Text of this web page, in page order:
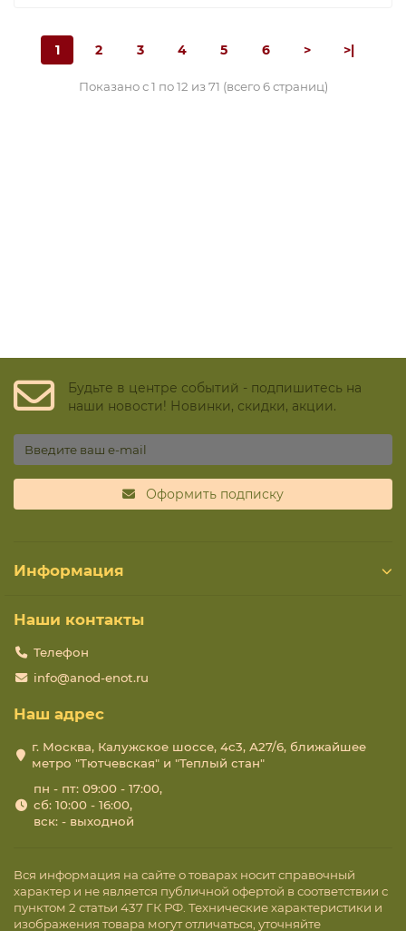
1 2 3 4 5 6 > >|
Показано с 1 по 12 из 71 (всего 6 страниц)
Будьте в центре событий - подпишитесь на
наши новости! Новинки, скидки, акции.
Оформить подписку
Информация
Наши контакты
Телефон
info@anod-enot.ru
Наш адрес
г. Москва, Калужское шоссе, 4с3, А27/6, ближайшее
метро "Тютчевская" и "Теплый стан"
пн - пт: 09:00 - 17:00,
сб: 10:00 - 16:00,
вск: - выходной
Вся информация на сайте о товарах носит справочный
характер и не является публичной офертой в соответствии с
пунктом 2 статьи 437 ГК РФ. Технические характеристики и
изображения товара могут отличаться, уточняйте